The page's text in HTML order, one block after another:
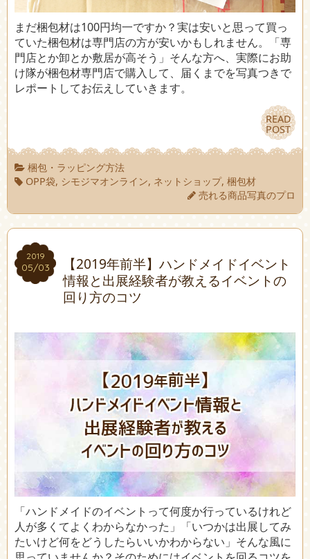
まだ梱包材は100円均一ですか？実は安いと思って買っ
ていた梱包材は専門店の方が安いかもしれません。「専
門店とか卸とか敷居が高そう」そんな方へ、実際にお助
け隊が梱包材専門店で購入して、届くまでを写真つきで
レポートしてお伝えしていきます。
READ
POST
READ
POST
梱包・ラッピング方法
OPP袋, シモジマオンライン, ネットショップ,梱包材
売れる商品写真のプロ
2019
05/03
2019
05/03
【2019年前半】ハンドメイドイベント
情報と出展経験者が教えるイベントの
回り方のコツ
「ハンドメイドのイベントって何度か行っているけれど
人が多くてよくわからなかった」「いつかは出展してみ
たいけど何をどうしたらいいかわからない」そんな風に